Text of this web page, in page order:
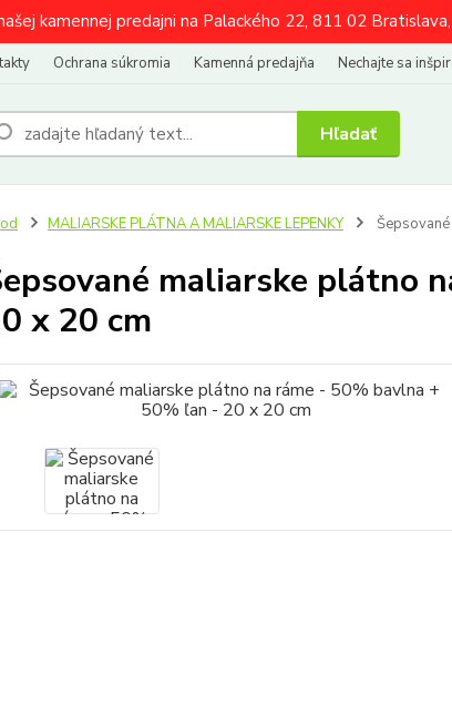
kamennej predajni na Palackého 22, 811 02
Ochrana súkromia Kamenná predajňa Nechajte sa
Hľadať
MALIARSKE PLÁTNA A MALIARSKE LEPENKY
maliarske plátno
x 20 cm